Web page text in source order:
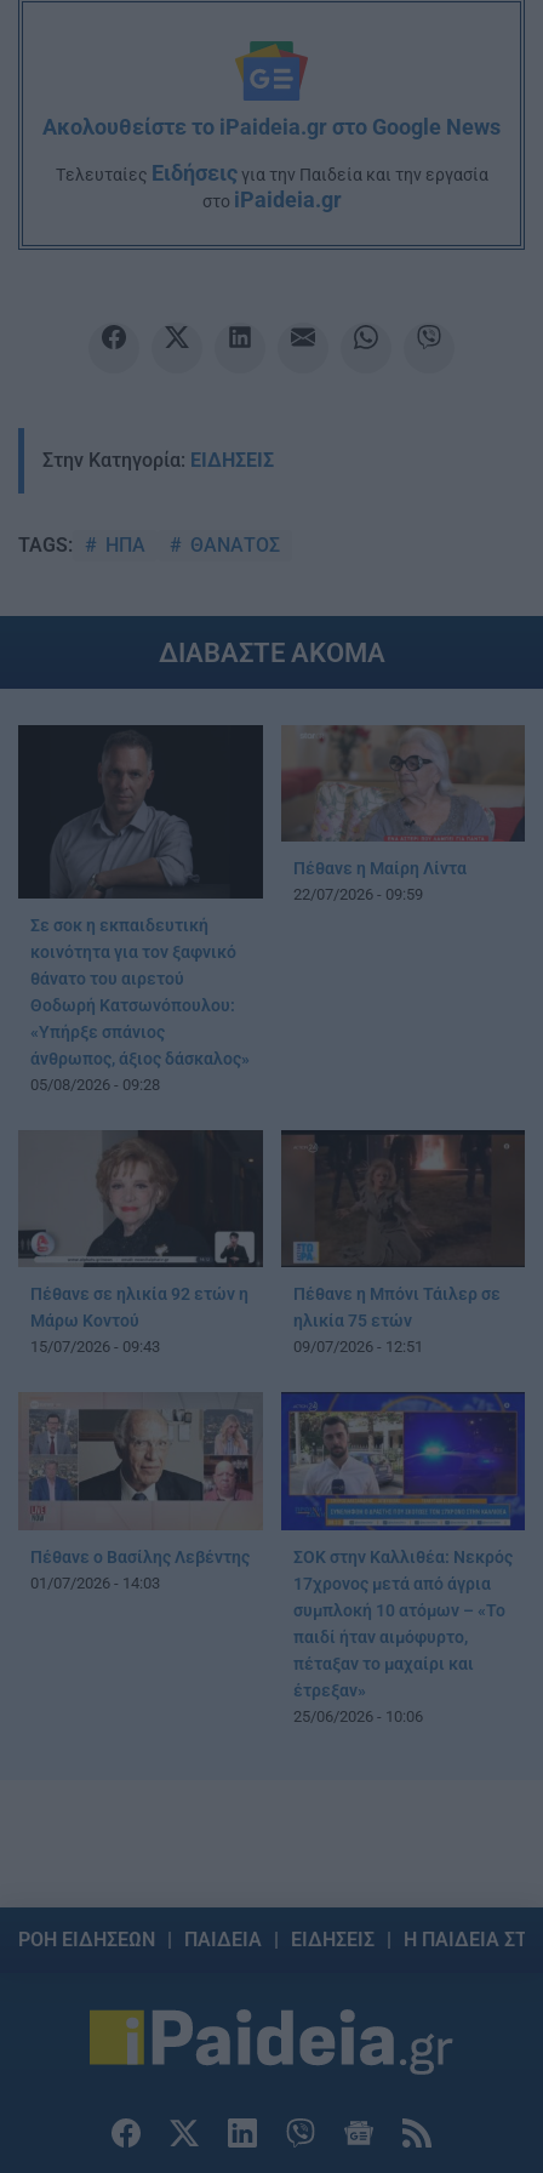
Ακολουθείστε το iPaideia.gr στο Google News
Tελευταίες Ειδήσειςγια την Παιδεία και την εργασία
στο iPaideia.gr
Στην Κατηγορία: ΕΙΔΗΣΕΙΣ
TAGS: ΗΠΑ ΘΑΝΑΤΟΣ
ΔΙΑΒΑΣΤΕ ΑΚΟΜΑ
Σε σοκ η εκπαιδευτική
κοινότητα για τον ξαφνικό
θάνατο του αιρετού
Θοδωρή Κατσωνόπουλου:
«Υπήρξε σπάνιος
άνθρωπος, άξιος δάσκαλος»
05/08/2026 - 09:28
Πέθανε η Μαίρη Λίντα
22/07/2026 - 09:59
Πέθανε σε ηλικία 92 ετών η
Μάρω Κοντού
15/07/2026 - 09:43
Πέθανε η Μπόνι Τάιλερ σε
ηλικία 75 ετών
09/07/2026 - 12:51
Πέθανε ο Βασίλης Λεβέντης
01/07/2026 - 14:03
ΣΟΚ στην Καλλιθέα: Νεκρός
17χρονος μετά από άγρια
συμπλοκή 10 ατόμων – «Το
παιδί ήταν αιμόφυρτο,
πέταξαν το μαχαίρι και
έτρεξαν»
25/06/2026 - 10:06
ΡΟΗ ΕΙΔΗΣΕΩΝ ΠΑΙΔΕΙΑ ΕΙΔΗΣΕΙΣ Η ΠΑΙΔΕΙΑ